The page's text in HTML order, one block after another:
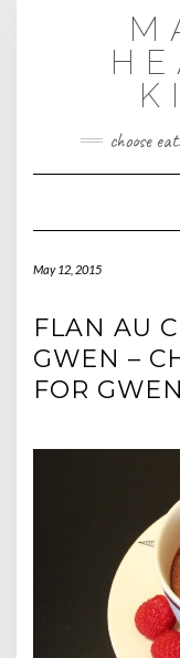
choose
May 12, 2015
FLAN AU
GWEN –
FOR GWEN